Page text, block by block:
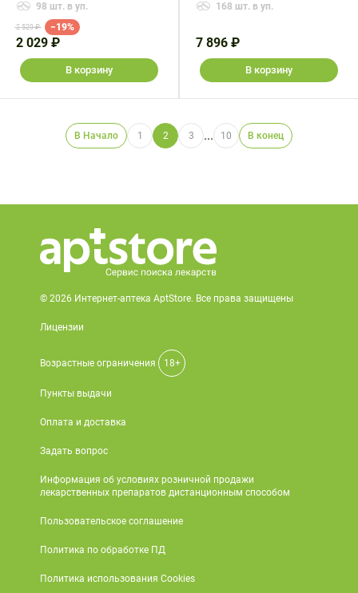
98 шт. в уп.
2 529 ₽ −19%
2 029 ₽
В корзину
168 шт. в уп.
7 896 ₽
В корзину
В Начало 1 2 3 ... 10 В конец
© 2026 Интернет-аптека AptStore. Все права защищены
Лицензии
Возрастные ограничения 18+
Пункты выдачи
Оплата и доставка
Задать вопрос
Информация об условиях розничной продажи
лекарственных препаратов дистанционным способом
Пользовательское соглашение
Политика по обработке ПД
Политика использования Cookies